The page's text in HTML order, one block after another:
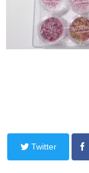
Twitter